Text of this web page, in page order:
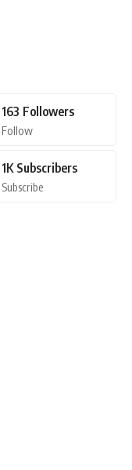
163 Followers
Follow
1K Subscribers
Subscribe